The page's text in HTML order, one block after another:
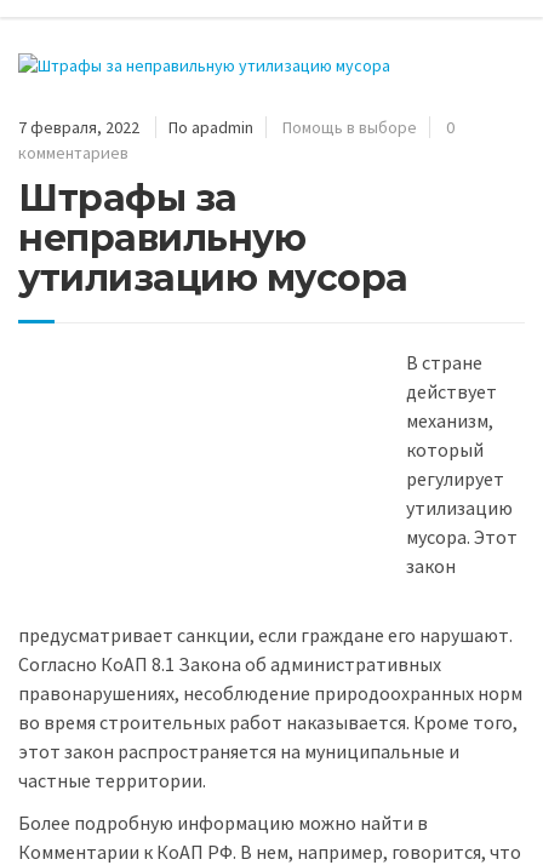
7 февраля, 2022 По apadmin Помощь в выборе
0
комментариев
Штрафы за
неправильную
утилизацию мусора
В стране
действует
механизм,
который
регулирует
утилизацию
мусора. Этот
закон
предусматривает санкции, если граждане его нарушают.
Согласно КоАП 8.1 Закона об административных
правонарушениях, несоблюдение природоохранных норм
во время строительных работ наказывается. Кроме того,
этот закон распространяется на муниципальные и
частные территории.
Более подробную информацию можно найти в
Комментарии к КоАП РФ. В нем, например, говорится, что